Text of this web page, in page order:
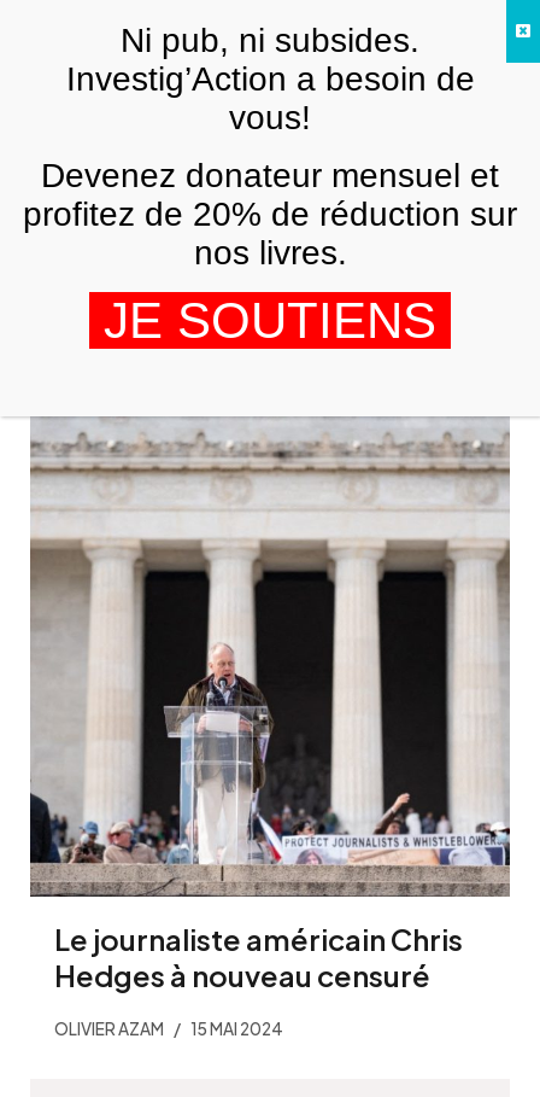
Olivier Azam
Le journaliste américain Chris
Hedges à nouveau censuré
OLIVIER AZAM 15 MAI 2024
FRNi pub, ni subsides.
Investig’Action a besoin de
vous!
Devenez donateur mensuel et
profitez de 20% de réduction sur
nos livres.
JE SOUTIENS